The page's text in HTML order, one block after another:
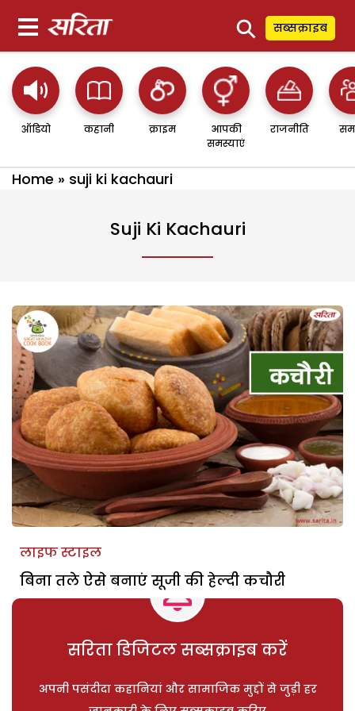
⚲ सब्सक्राइब
ऑडियो कहानी क्राइम
आपकी
समस्याएं
राजनीति
Home » suji ki kachauri
Suji Ki Kachauri
लाइफ स्टाइल
बिना तले ऐसे बनाएं सूजी की हेल्दी कचौरी
सरिता डिजिटल सब्सक्राइब करें
अपनी पसंदीदा कहानियां और सामाजिक मुद्दों से जुड़ी हर